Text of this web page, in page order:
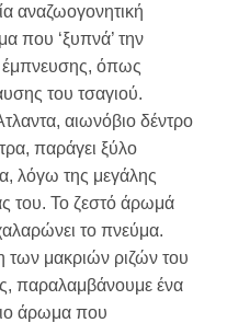
αναζωογονητική
που ‘ξυπνά’ την
έμπνευσης, όπως
του τσαγιού.
αιωνόβιο δέντρο
παράγει ξύλο
λόγω της μεγάλης
του. Το ζεστό άρωμά
το πνεύμα.
μακριών ριζών του
παραλαμβάνουμε ένα
άρωμα που